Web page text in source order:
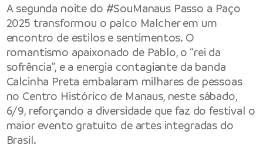
A segunda noite do #SouManaus Passo a Paço
2025 transformou o palco Malcher em um
encontro de estilos e sentimentos. O
romantismo apaixonado de Pablo, o “rei da
sofrência”, e a energia contagiante da banda
Calcinha Preta embalaram milhares de pessoas
no Centro Histórico de Manaus, neste sábado,
6/9, reforçando a diversidade que faz do festival o
maior evento gratuito de artes integradas do
Brasil.